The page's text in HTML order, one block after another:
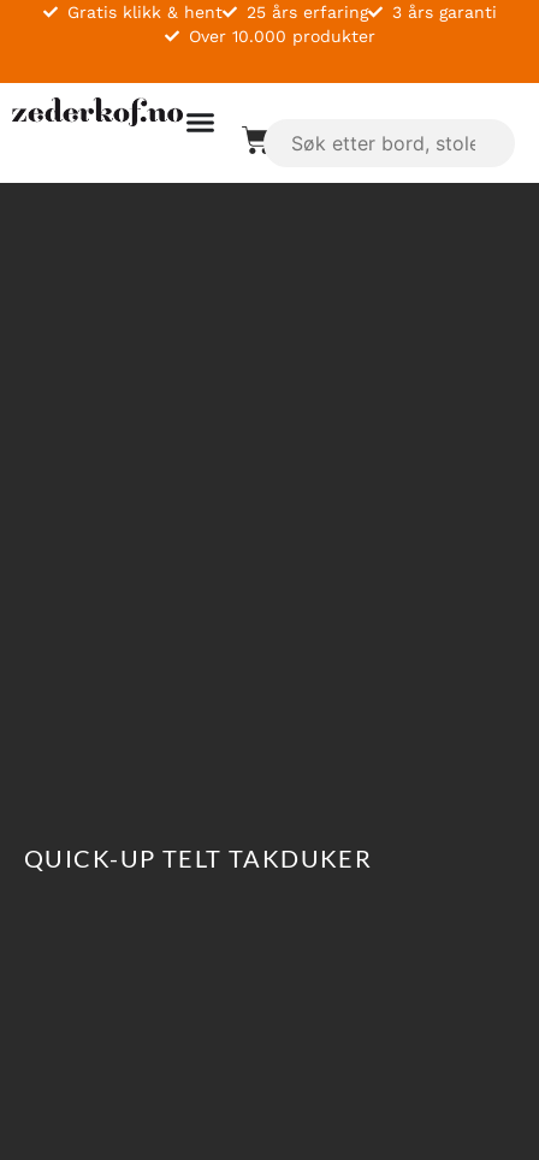
Gratis klikk & hent 25 års erfaring
3 års garanti
Over 10.000 produkter
QUICK-UP TELT TAKDUKER